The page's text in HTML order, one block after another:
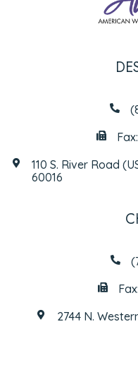
110 S. River Road
60016
2744 N.